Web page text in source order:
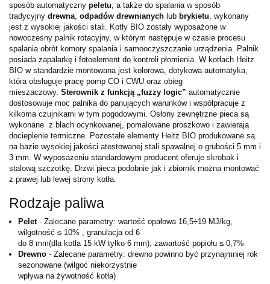
sposób automatyczny peletu, a także do spalania w sposób
tradycyjny drewna, odpadów drewnianych lub brykietu, wykonany
jest z wysokiej jakości stali. Kotły BIO zostały wyposażone w
nowoczesny palnik rotacyjny, w którym następuje w czasie procesu
spalania obrót komory spalania i samooczyszczanie urządzenia. Palnik
posiada zapalarkę i fotoelement do kontroli płomienia. W kotłach Heitz
BIO w standardzie montowana jest kolorowa, dotykowa automatyka,
która obsługuje pracę pomp CO i CWU oraz obieg
mieszaczowy. Sterownik z funkcją „fuzzy logic” automatycznie
dostosowuje moc palnika do panujących warunków i współpracuje z
kilkoma czujnikami w tym pogodowymi. Osłony zewnętrzne pieca są
wykonane z blach ocynkowanej, pomalowane proszkowo i zawierają
docieplenie termiczne. Pozostałe elementy Heitz BIO produkowane są
na bazie wysokiej jakości atestowanej stali spawalnej o grubości 5 mm i
3 mm. W wyposażeniu standardowym producent oferuje skrobak i
stalową szczotkę. Drzwi pieca podobnie jak i zbiornik można montować
z prawej lub lewej strony kotła.
Rodzaje paliwa
Pelet- Zalecane parametry: wartość opałowa 16,5÷19 MJ/kg,
wilgotność ≤ 10% , granulacja od 6
do 8 mm(dla kotła 15 kW tylko 6 mm), zawartość popiołu ≤ 0,7%
Drewno - Zalecane parametry: drewno powinno być przynajmniej rok
sezonowane (wilgoć niekorzystnie
wpływa na żywotność kotła)